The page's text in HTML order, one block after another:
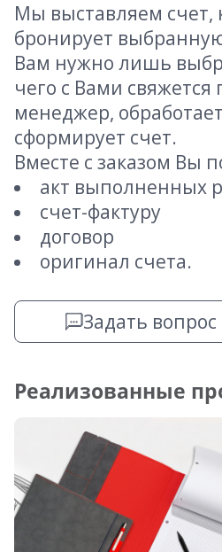
Мы выставляем счет,
бронирует
Вам нужно лишь
чего с Вами
менеджер,
сформирует счет.
Вместе с заказом Вы
акт выполненных
счет-фактуру
договор
оригинал счета.
Задать вопрос
Реализованные